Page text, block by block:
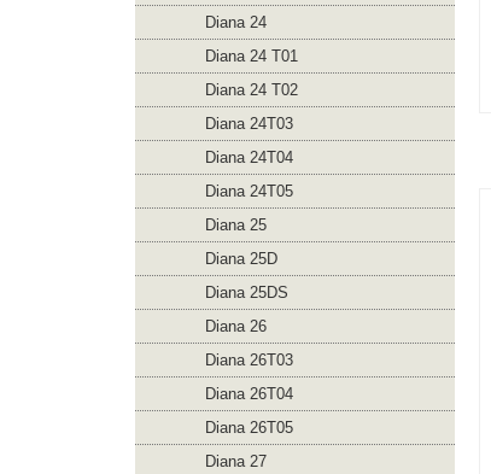
Diana 24
Diana 24 T01
Diana 24 T02
Diana 24T03
Diana 24T04
Diana 24T05
Diana 25
Diana 25D
Diana 25DS
Diana 26
Diana 26T03
Diana 26T04
Diana 26T05
Diana 27